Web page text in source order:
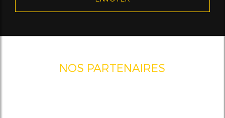
NOS PARTENAIRES